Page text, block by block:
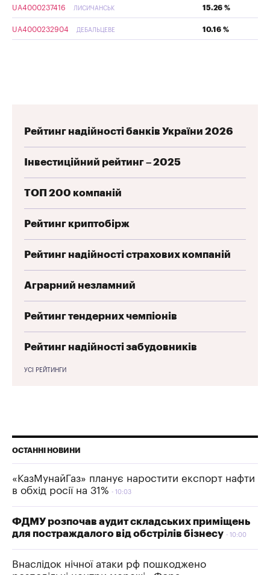
UA4000237416 ЛИСИЧАНСЬК 15.26 %
UA4000232904 ДЕБАЛЬЦЕВЕ 10.16 %
Рейтинг надійності банків України 2026
Інвестиційний рейтинг – 2025
ТОП 200 компаній
Рейтинг криптобірж
Рейтинг надійності страхових компаній
Аграрний незламний
Рейтинг тендерних чемпіонів
Рейтинг надійності забудовників
УСІ РЕЙТИНГИ
ОСТАННІ НОВИНИ
«КазМунайГаз» планує наростити експорт нафти
в обхід росії на 31%
10:03
ФДМУ розпочав аудит складських приміщень
для постраждалого від обстрілів бізнесу
10:00
Внаслідок нічної атаки рф пошкоджено